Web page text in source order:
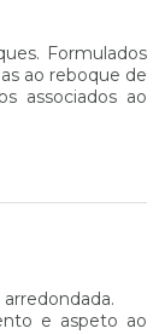
Formulados
ao reboque de
associados ao
e aspeto ao